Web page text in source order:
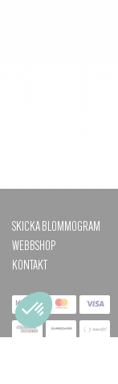
SKICKA BLOMMOGRAM
WEBBSHOP
KONTAKT